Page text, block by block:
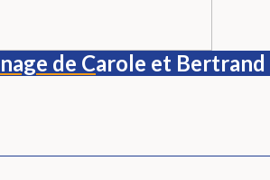
nage de Carole et Bertrand